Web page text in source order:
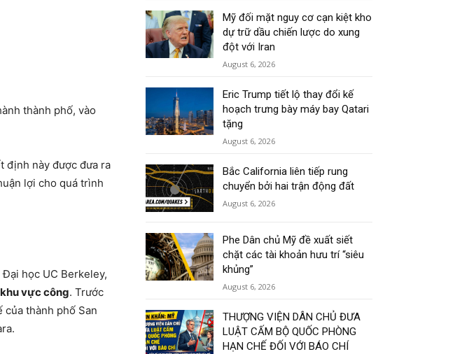
thành phố, vào
định này được đưa ra
lợi cho quá trình
học UC Berkeley,
vực công. Trước
thành phố San
Mỹ đối mặt nguy cơ cạn kiệt kho
dự trữ dầu chiến lược do xung
đột với Iran
August 6, 2026
Eric Trump tiết lộ thay đổi kế
hoạch trưng bày máy bay Qatari
tặng
August 6, 2026
Bắc California liên tiếp rung
chuyển bởi hai trận động đất
August 6, 2026
Phe Dân chủ Mỹ đề xuất siết
chặt các tài khoản hưu trí “siêu
khủng”
August 6, 2026
THƯỢNG VIỆN DÂN CHỦ ĐƯA
LUẬT CẤM BỘ QUỐC PHÒNG
HẠN CHẾ ĐỐI VỚI BÁO CHÍ